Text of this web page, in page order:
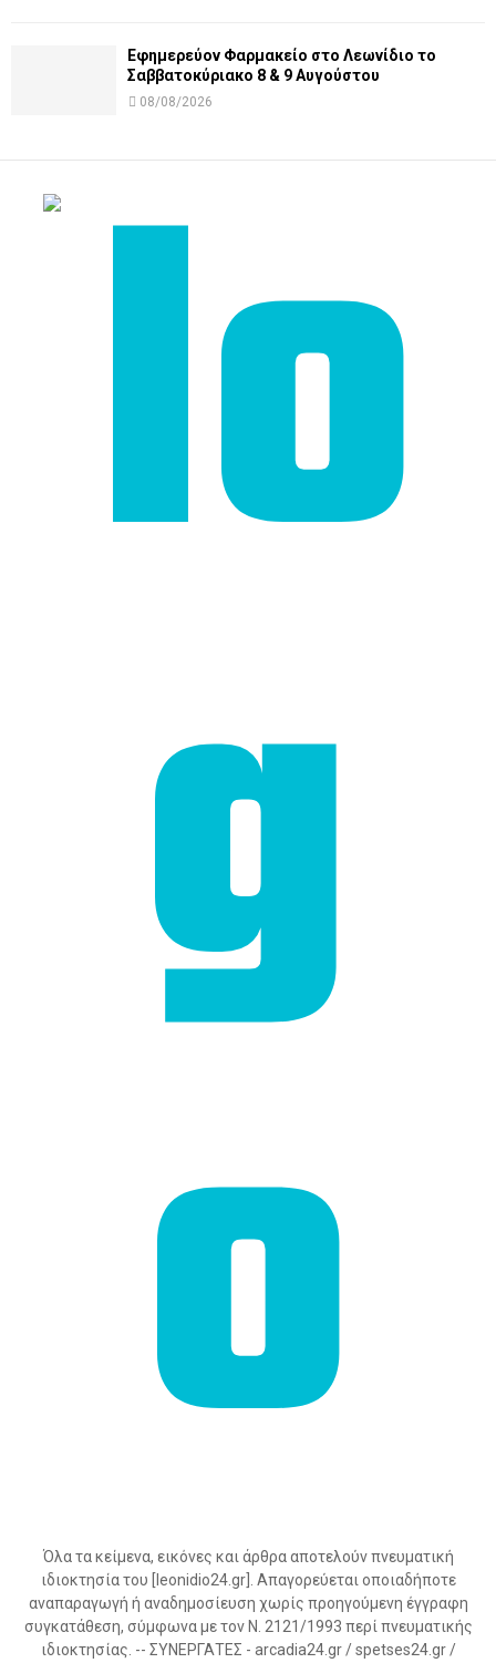
Εφημερεύον Φαρμακείο στο Λεωνίδιο το
Σαββατοκύριακο 8 & 9 Αυγούστου
08/08/2026
Όλα τα κείμενα, εικόνες και άρθρα αποτελούν πνευματική
ιδιοκτησία του [leonidio24.gr]. Απαγορεύεται οποιαδήποτε
αναπαραγωγή ή αναδημοσίευση χωρίς προηγούμενη έγγραφη
συγκατάθεση, σύμφωνα με τον Ν. 2121/1993 περί πνευματικής
ιδιοκτησίας. -- ΣΥΝΕΡΓΑΤΕΣ - arcadia24.gr / spetses24.gr /